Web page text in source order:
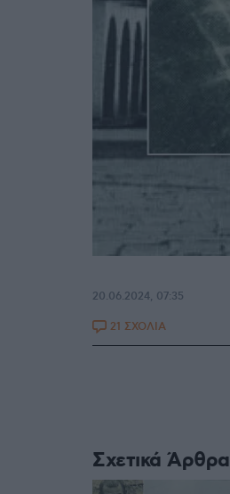
20.06.2024, 07:35
21 ΣΧΟΛΙΑ
Σχετικά Άρθρα